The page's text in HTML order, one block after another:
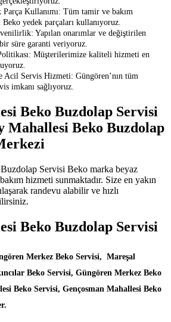
Kullanımı: Tüm tamir ve bakım
yedek parçaları kullanıyoruz.
Yapılan onarımlar ve değiştirilen
süre garanti veriyoruz.
Müşterilerimize kaliteli hizmeti en
Acil Servis Hizmeti: Güngören’nın tüm
imkanı sağlıyoruz.
Beko Buzdolap Servisi
Mahallesi Beko Buzdolap
Servisi Beko marka beyaz
hizmeti sunmaktadır. Size en yakın
randevu alabilir ve hızlı
Beko Buzdolap Servisi
Merkez Beko Servisi, Mareşal
Beko Servisi, Güngören Merkez Beko
Beko Servisi, Gençosman Mahallesi Beko